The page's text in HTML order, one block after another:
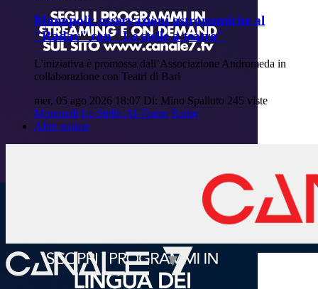
Monopoli: osservazioni astronomiche al
"Radar" con "Le stelle a teatro"
L'iniziativa è promossa dall’Associazione Andromeda in
collaborazione con Teatri di Bari
mer, 05 ago 2026 18:07 Di: Mino Spalluto 245 viste
Monopoli Le-Stelle-Al-Teatro Radar
Altre notizie